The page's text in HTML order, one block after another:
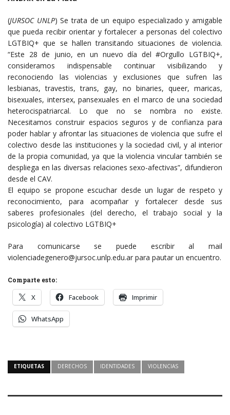
(JURSOC UNLP) Se trata de un equipo especializado y amigable
que pueda recibir orientar y fortalecer a personas del colectivo
LGTBIQ+ que se hallen transitando situaciones de violencia.⁣
“Este 28 de junio, en un nuevo día del #Orgullo LGTBIQ+,
consideramos indispensable continuar visibilizando y
reconociendo las violencias y exclusiones que sufren las
lesbianas, travestis, trans, gay, no binaries, queer, maricas,
bisexuales, intersex, pansexuales en el marco de una sociedad
heterocispatriarcal. Lo que no se nombra no existe.
Necesitamos construir espacios seguros y de confianza para
poder hablar y afrontar las situaciones de violencia que sufre el
colectivo desde las instituciones y la sociedad civil, y al interior
de la propia comunidad, ya que la violencia vincular también se
despliega en las diversas relaciones sexo-afectivas”, difundieron
desde el CAV. ⁣
El equipo se propone escuchar desde un lugar de respeto y
reconocimiento, para acompañar y fortalecer desde sus
saberes profesionales (del derecho, el trabajo social y la
psicología) al colectivo LGTBIQ+
Para comunicarse se puede escribir al mail
violenciadegenero@jursoc.unlp.edu.ar para pautar un encuentro.
Comparte esto:
X Facebook Imprimir
WhatsApp
ETIQUETAS DERECHOS IDENTIDADES VIOLENCIAS